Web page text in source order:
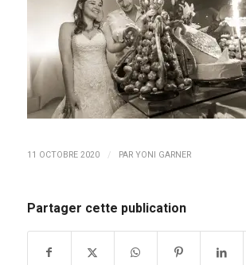
11 OCTOBRE 2020 / PAR YONI GARNER
Partager cette publication